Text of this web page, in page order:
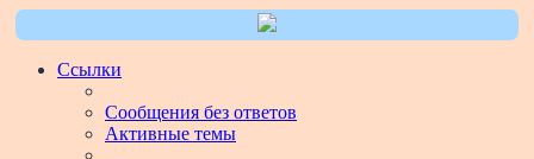
Ссылки
Сообщения без ответов
Активные темы